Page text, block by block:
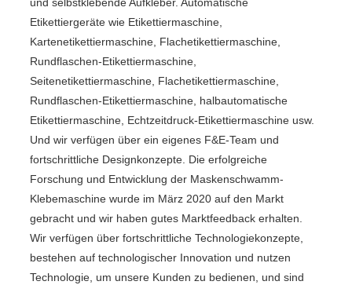
Etikettiergeräte wie Etikettiermaschine,
Kartenetikettiermaschine, Flachetikettiermaschine,
Rundflaschen-Etikettiermaschine,
Seitenetikettiermaschine, Flachetikettiermaschine,
Rundflaschen-Etikettiermaschine, halbautomatische
Etikettiermaschine, Echtzeitdruck-Etikettiermaschine usw.
Und wir verfügen über ein eigenes F&E-Team und
fortschrittliche Designkonzepte. Die erfolgreiche
Forschung und Entwicklung der Maskenschwamm-
Klebemaschine wurde im März 2020 auf den Markt
gebracht und wir haben gutes Marktfeedback erhalten.
Wir verfügen über fortschrittliche Technologiekonzepte,
bestehen auf technologischer Innovation und nutzen
Technologie, um unsere Kunden zu bedienen, und sind